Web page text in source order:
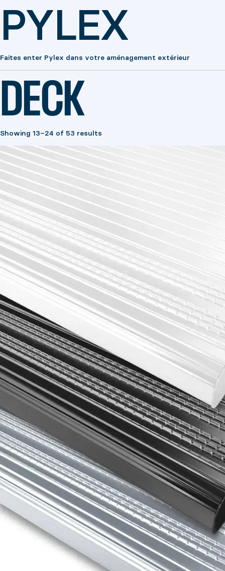
PYLEX
Faites enter Pylex dans votre aménagement extérieur
DECK
Showing 13–24 of 53 results